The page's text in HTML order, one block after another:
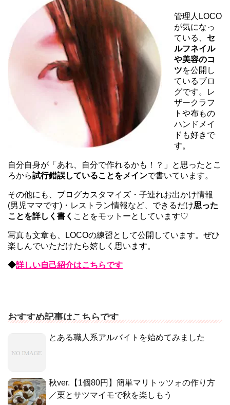
管理人LOCO
が気になっ
ている、 セ
ルフネイル
や美容のコ
ツを公開し
ているブロ
グです。レ
ザークラフ
トや布もの
ハンドメイ
ドも好きで
す。
自分自身が「あれ、自分で作れるかも！？」と思ったとこ
ろから試行錯誤していることをメインで書いています。
その他にも、ブログカスタマイズ・子連れお出かけ情報
(男児ママです)・レストラン情報など、できるだけ思った
ことを詳しく書く ことをモットーとしています♡
写真も文章も、LOCOの練習として公開しています。ぜひ
楽しんでいただけたら嬉しく思います。
◆詳しい自己紹介はこちらです
おすすめ記事はこちらです
とある職人系アルバイトを始めてみました
秋ver.【1個80円】簡単マリトッツォの作り方
／栗とサツマイモで秋を楽しもう